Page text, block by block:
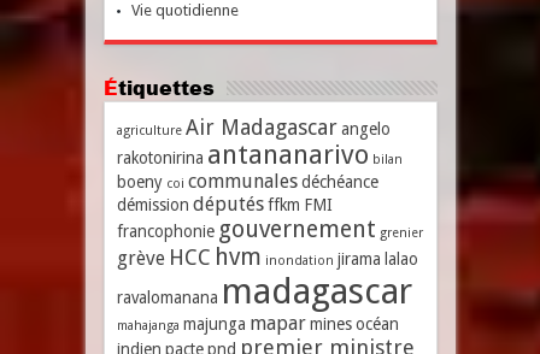
Vie quotidienne
Étiquettes
agriculture Air Madagascar angelo
rakotonirina antananarivo bilan
boeny coi communales déchéance
démission députés ffkm FMI
francophonie gouvernement grenier
grève HCC hvm inondation jirama lalao
ravalomanana madagascar
mahajanga majunga mapar mines océan
indien pacte pnd premier ministre